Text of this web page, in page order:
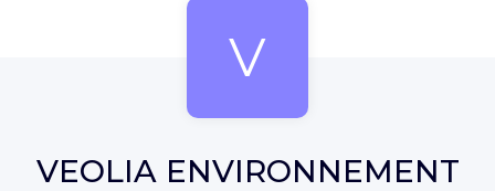
V
VEOLIA ENVIRONNEMENT